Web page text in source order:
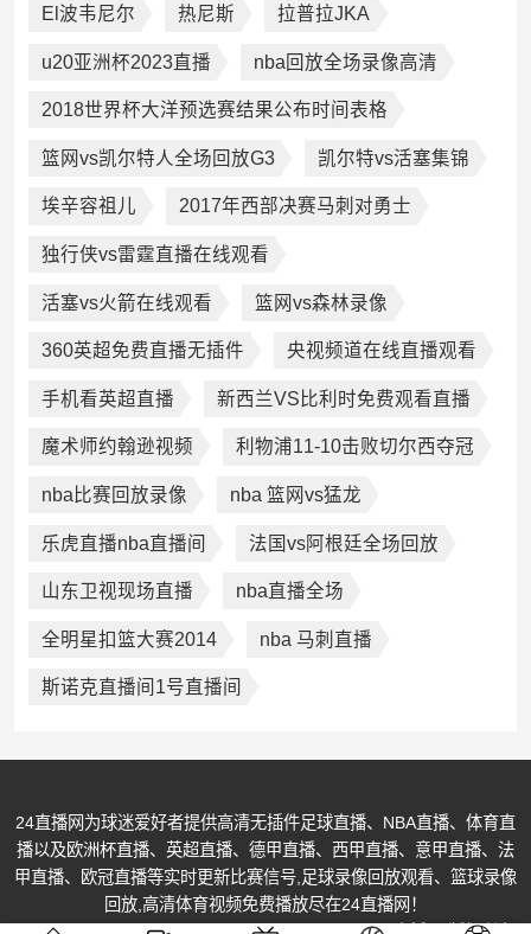
El波韦尼尔 热尼斯 拉普拉JKA
u20亚洲杯2023直播 nba回放全场录像高清
2018世界杯大洋预选赛结果公布时间表格
篮网vs凯尔特人全场回放G3 凯尔特vs活塞集锦
埃辛容祖儿 2017年西部决赛马刺对勇士
独行侠vs雷霆直播在线观看
活塞vs火箭在线观看 篮网vs森林录像
360英超免费直播无插件 央视频道在线直播观看
手机看英超直播 新西兰VS比利时免费观看直播
魔术师约翰逊视频 利物浦11-10击败切尔西夺冠
nba比赛回放录像 nba 篮网vs猛龙
乐虎直播nba直播间 法国vs阿根廷全场回放
山东卫视现场直播 nba直播全场
全明星扣篮大赛2014 nba 马刺直播
斯诺克直播间1号直播间
24直播网为球迷爱好者提供高清无插件足球直播、NBA直播、体育直
播以及欧洲杯直播、英超直播、德甲直播、西甲直播、意甲直播、法
甲直播、欧冠直播等实时更新比赛信号,足球录像回放观看、篮球录像
回放,高清体育视频免费播放尽在24直播网！